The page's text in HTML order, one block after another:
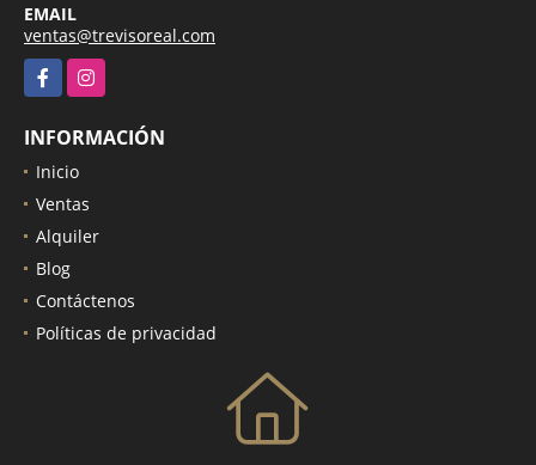
EMAIL
ventas@trevisoreal.com
FacebookInstagram
INFORMACIÓN
Inicio
Ventas
Alquiler
Blog
Contáctenos
Políticas de privacidad